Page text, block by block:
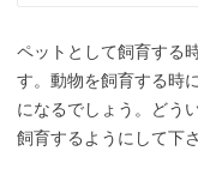
ペットとして飼育する
す。動物を飼育する時
になるでしょう。どう
飼育するようにして下さ